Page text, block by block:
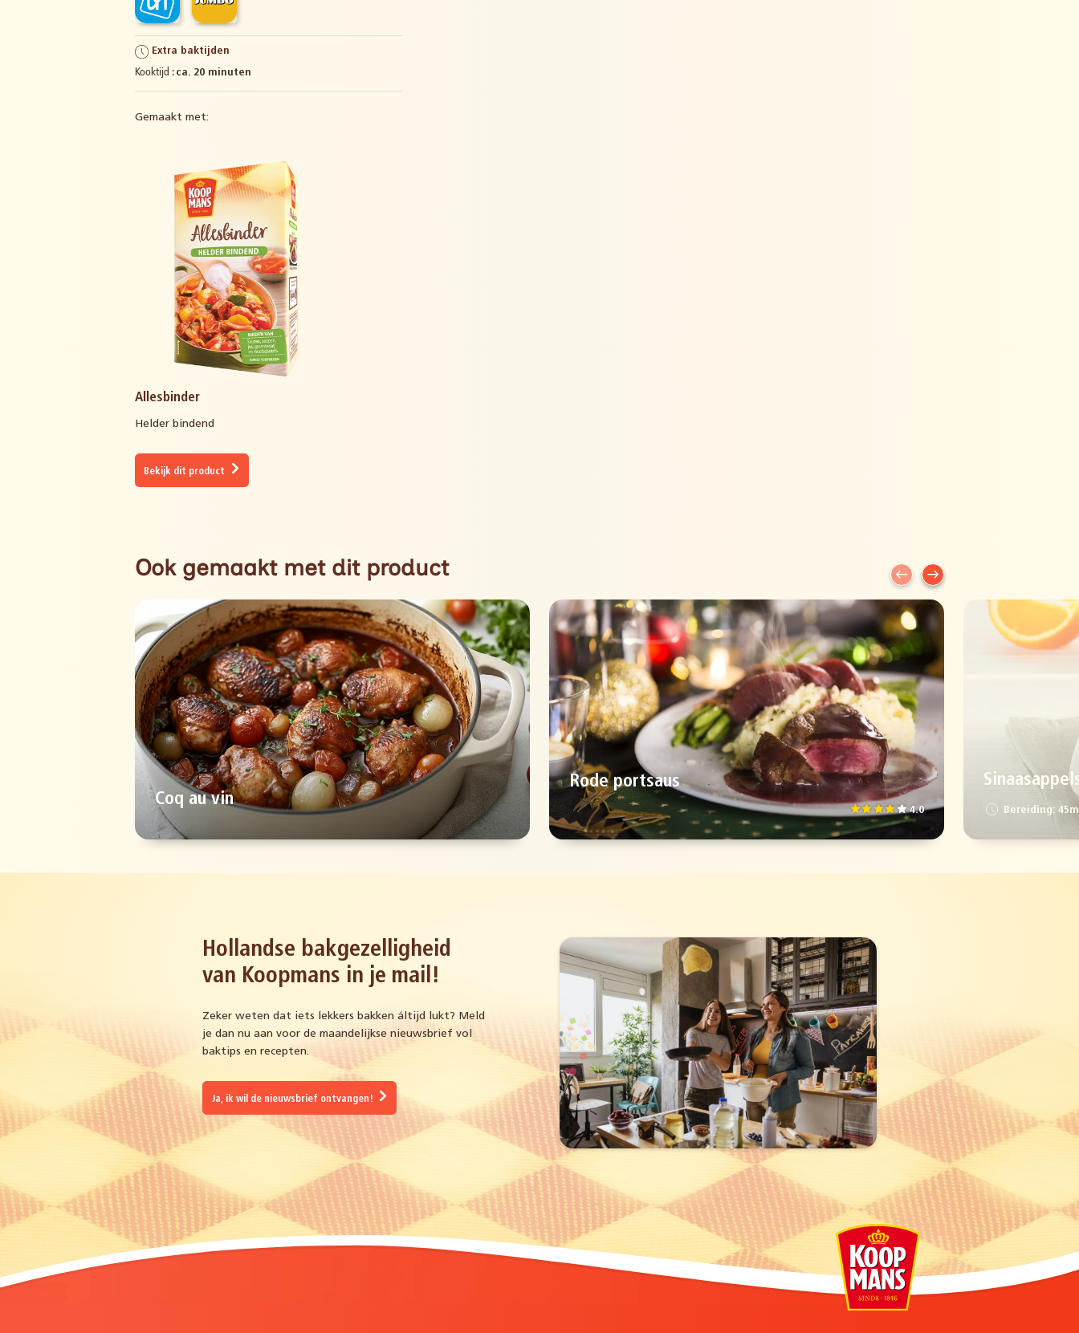
Extra baktijden
Kooktijd : ca. 20 minuten
Gemaakt met:
Allesbinder
Helder bindend
Bekijk dit product
Ook gemaakt met dit product
Coq au vin
Rode portsaus
4.0 Bereiding:
Hollandse bakgezelligheid
van Koopmans in je mail!
Zeker weten dat iets lekkers bakken áltijd lukt? Meld
je dan nu aan voor de maandelijkse nieuwsbrief vol
baktips en recepten.
Ja, ik wil de nieuwsbrief ontvangen!